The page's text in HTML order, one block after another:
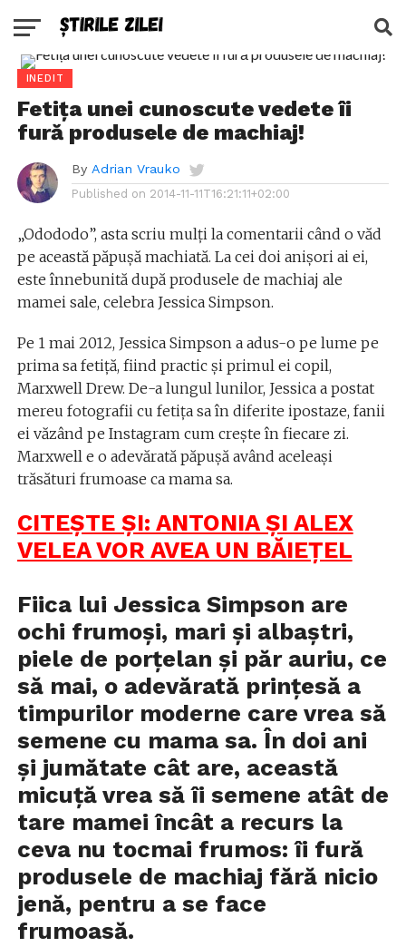
INEDIT
Fetița unei cunoscute vedete îi
fură produsele de machiaj!
By Adrian Vrauko
Published on 2014-11-11T16:21:11+02:00
„Odododo”, asta scriu mulți la comentarii când o văd
pe această păpușă machiată. La cei doi anișori ai ei,
este înnebunită după produsele de machiaj ale
mamei sale, celebra Jessica Simpson.
Pe 1 mai 2012, Jessica Simpson a adus-o pe lume pe
prima sa fetiță, fiind practic și primul ei copil,
Marxwell Drew. De-a lungul lunilor, Jessica a postat
mereu fotografii cu fetița sa în diferite ipostaze, fanii
ei văzând pe Instagram cum crește în fiecare zi.
Marxwell e o adevărată păpușă având aceleași
trăsături frumoase ca mama sa.
CITEȘTE ȘI: ANTONIA ȘI ALEX
VELEA VOR AVEA UN BĂIEȚEL
Fiica lui Jessica Simpson are
ochi frumoși, mari și albaștri,
piele de porțelan și păr auriu, ce
să mai, o adevărată prințesă a
timpurilor moderne care vrea să
semene cu mama sa. În doi ani
și jumătate cât are, această
micuță vrea să îi semene atât de
tare mamei încât a recurs la
ceva nu tocmai frumos: îi fură
produsele de machiaj fără nicio
jenă, pentru a se face
frumoasă.